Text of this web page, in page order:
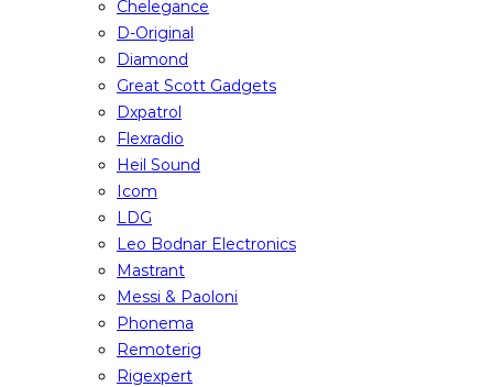
Chelegance
D-Original
Diamond
Great Scott Gadgets
Dxpatrol
Flexradio
Heil Sound
Icom
LDG
Leo Bodnar Electronics
Mastrant
Messi & Paoloni
Phonema
Remoterig
Rigexpert